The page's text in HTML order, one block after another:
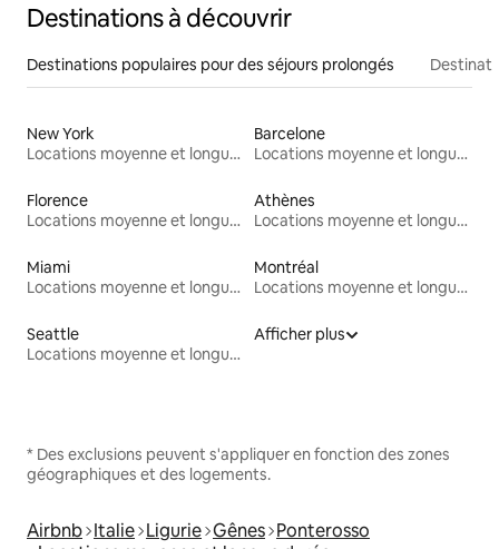
Destinations à découvrir
Destinations populaires pour des séjours prolongés
New York
Locations moyenne et longue durée
Barcelone
Locations moyenne et longue durée
Florence
Locations moyenne et longue durée
Athènes
Locations moyenne et longue durée
Miami
Locations moyenne et longue durée
Montréal
Locations moyenne et longue durée
Seattle
Locations moyenne et longue durée
Afficher plus
* Des exclusions peuvent s'appliquer en fonction des zones
géographiques et des logements.
Airbnb Italie Ligurie Gênes Ponterosso